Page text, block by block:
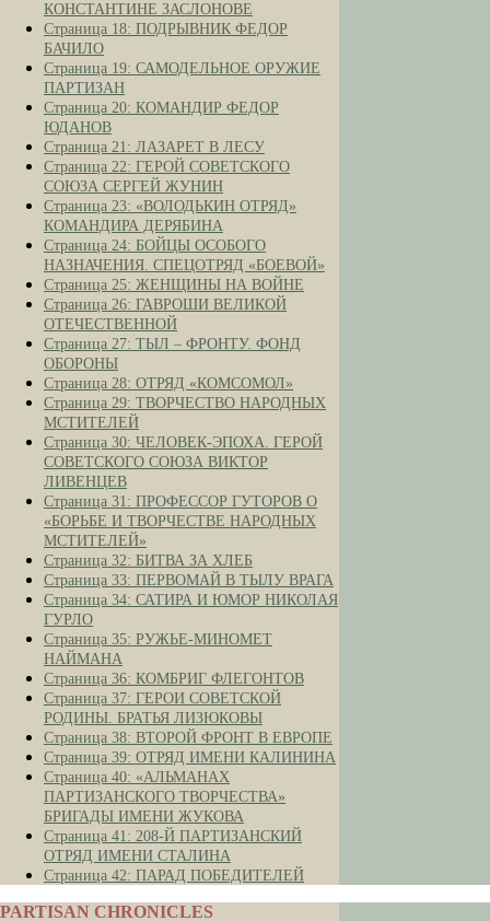
КОНСТАНТИНЕ ЗАСЛОНОВЕ
Страница 18: ПОДРЫВНИК ФЕДОР
БАЧИЛО
Страница 19: САМОДЕЛЬНОЕ ОРУЖИЕ
ПАРТИЗАН
Страница 20: КОМАНДИР ФЕДОР
ЮДАНОВ
Страница 21: ЛАЗАРЕТ В ЛЕСУ
Страница 22: ГЕРОЙ СОВЕТСКОГО
СОЮЗА СЕРГЕЙ ЖУНИН
Страница 23: «ВОЛОДЬКИН ОТРЯД»
КОМАНДИРА ДЕРЯБИНА
Страница 24: БОЙЦЫ ОСОБОГО
НАЗНАЧЕНИЯ. СПЕЦОТРЯД «БОЕВОЙ»
Страница 25: ЖЕНЩИНЫ НА ВОЙНЕ
Страница 26: ГАВРОШИ ВЕЛИКОЙ
ОТЕЧЕСТВЕННОЙ
Страница 27: ТЫЛ – ФРОНТУ. ФОНД
ОБОРОНЫ
Страница 28: ОТРЯД «КОМСОМОЛ»
Страница 29: ТВОРЧЕСТВО НАРОДНЫХ
МСТИТЕЛЕЙ
Страница 30: ЧЕЛОВЕК-ЭПОХА. ГЕРОЙ
СОВЕТСКОГО СОЮЗА ВИКТОР
ЛИВЕНЦЕВ
Страница 31: ПРОФЕССОР ГУТОРОВ О
«БОРЬБЕ И ТВОРЧЕСТВЕ НАРОДНЫХ
МСТИТЕЛЕЙ»
Страница 32: БИТВА ЗА ХЛЕБ
Страница 33: ПЕРВОМАЙ В ТЫЛУ ВРАГА
Страница 34: САТИРА И ЮМОР НИКОЛАЯ
ГУРЛО
Страница 35: РУЖЬЕ-МИНОМЕТ
НАЙМАНА
Страница 36: КОМБРИГ ФЛЕГОНТОВ
Страница 37: ГЕРОИ СОВЕТСКОЙ
РОДИНЫ. БРАТЬЯ ЛИЗЮКОВЫ
Страница 38: ВТОРОЙ ФРОНТ В ЕВРОПЕ
Страница 39: ОТРЯД ИМЕНИ КАЛИНИНА
Страница 40: «АЛЬМАНАХ
ПАРТИЗАНСКОГО ТВОРЧЕСТВА»
БРИГАДЫ ИМЕНИ ЖУКОВА
Страница 41: 208-Й ПАРТИЗАНСКИЙ
ОТРЯД ИМЕНИ СТАЛИНА
Страница 42: ПАРАД ПОБЕДИТЕЛЕЙ
PARTISAN CHRONICLES